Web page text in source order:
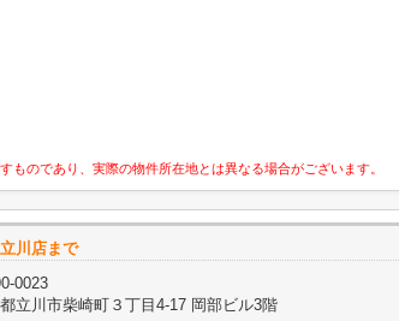
のであり、実際の物件所在地とは異なる場合がございます。
川店まで
0023
立川市柴崎町３丁目4-17 岡部ビル3階